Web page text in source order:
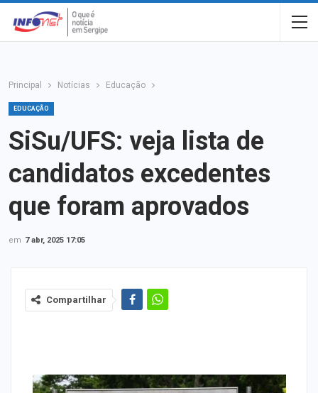
Principal Notícias Educação
EDUCAÇÃO
SiSu/UFS: veja lista de
candidatos excedentes
que foram aprovados
em 7 abr, 2025 17:05
Compartilhar